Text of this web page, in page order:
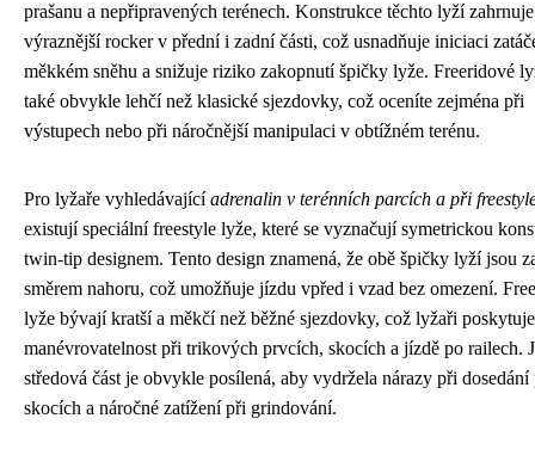
prašanu a nepřipravených terénech. Konstrukce těchto lyží zahrnuje
výraznější rocker v přední i zadní části, což usnadňuje iniciaci
měkkém sněhu a snižuje riziko zakopnutí špičky lyže. Freeridové
také obvykle lehčí než klasické sjezdovky, což oceníte zejména při
výstupech nebo při náročnější manipulaci v obtížném terénu.
Pro lyžaře vyhledávajícíadrenalin v terénních parcích a při
existují speciální freestyle lyže, které se vyznačují symetrickou
twin-tip designem. Tento design znamená, že obě špičky lyží jsou
směrem nahoru, což umožňuje jízdu vpřed i vzad bez omezení.
lyže bývají kratší a měkčí než běžné sjezdovky, což lyžaři
manévrovatelnost při trikových prvcích, skocích a jízdě po railech.
středová část je obvykle posílená, aby vydržela nárazy při dosedání
skocích a náročné zatížení při grindování.